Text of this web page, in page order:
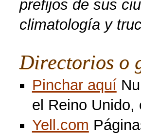
prefijos de sus
climatología y
Directorios o
Pinchar aquí
el Reino Unido,
Yell.com